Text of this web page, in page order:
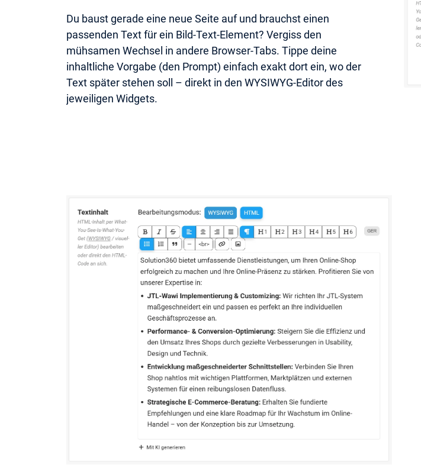
Du baust gerade eine neue Seite auf und brauchst einen
passenden Text für ein Bild-Text-Element? Vergiss den
mühsamen Wechsel in andere Browser-Tabs. Tippe deine
inhaltliche Vorgabe (den Prompt) einfach exakt dort ein, wo der
Text später stehen soll – direkt in den WYSIWYG-Editor des
jeweiligen Widgets.